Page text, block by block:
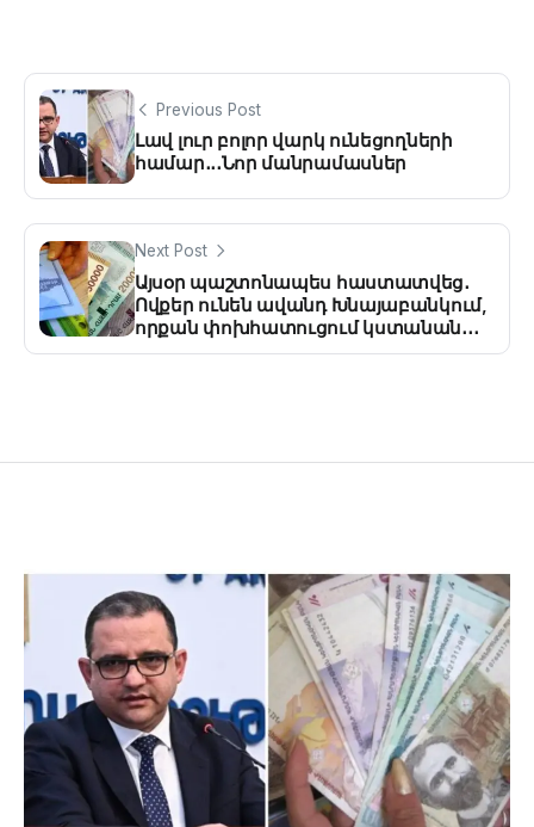
Previous Post
Լավ լուր բոլոր վարկ ունեցողների
համար․․․Նոր մանրամասներ
Next Post
Այսօր պաշտոնապես հաստատվեց․
Ովքեր ունեն ավանդ Խնայաբանկում,
որքան փոխհատուցում կստանան․․․